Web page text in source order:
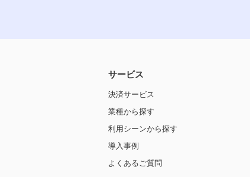
サービス
決済サービス
業種から探す
利用シーンから探す
導入事例
よくあるご質問